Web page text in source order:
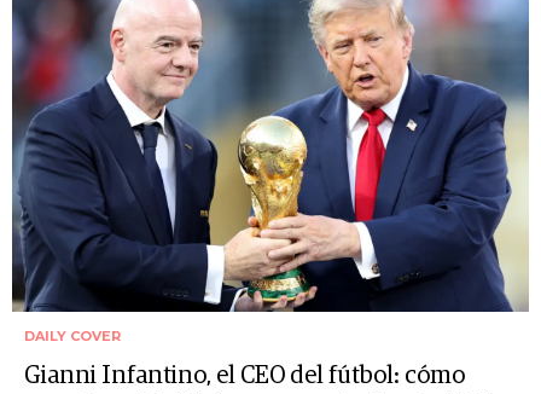
DAILY COVER
Gianni Infantino, el CEO del fútbol: cómo